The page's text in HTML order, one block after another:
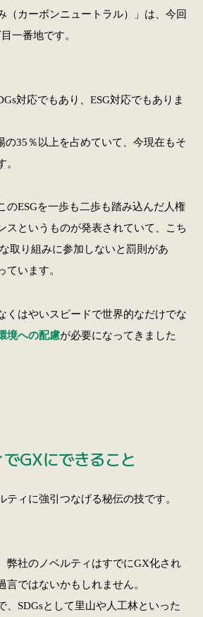
（カーボンニュートラル）」は、今回
一番地です。
対応でもあり、ESG対応でもありま
の35％以上を占めていて、今現在もそ
のESGを一歩も二歩も踏み込んだ人権
スというものが発表されていて、こち
取り組みに参加しないと罰則があ
ています。
くはやいスピードで世界的なだけでな
境への配慮が必要になってきました
GXにできること
ティに強引つなげる秘伝の技です。
弊社のノベルティはすでにGX化され
言ではないかもしれません。
、SDGsとして里山や人工林といった